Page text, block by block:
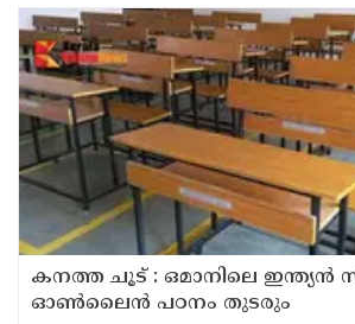
കനത്ത ചൂട് : ഒമാനിലെ
ഓണ്‍ലൈന്‍ പഠനം തുടരും